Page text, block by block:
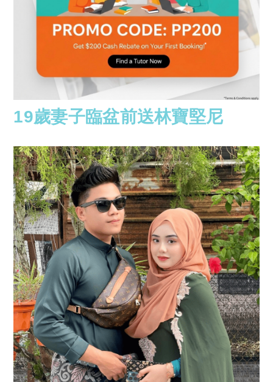
19歲妻子臨盆前送林寶堅尼